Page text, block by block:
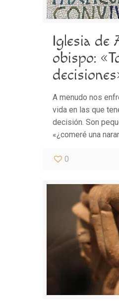
Iglesia de
obispo:
A menudo nos
vida en las que
decisión. Son
«¿comeré una
0